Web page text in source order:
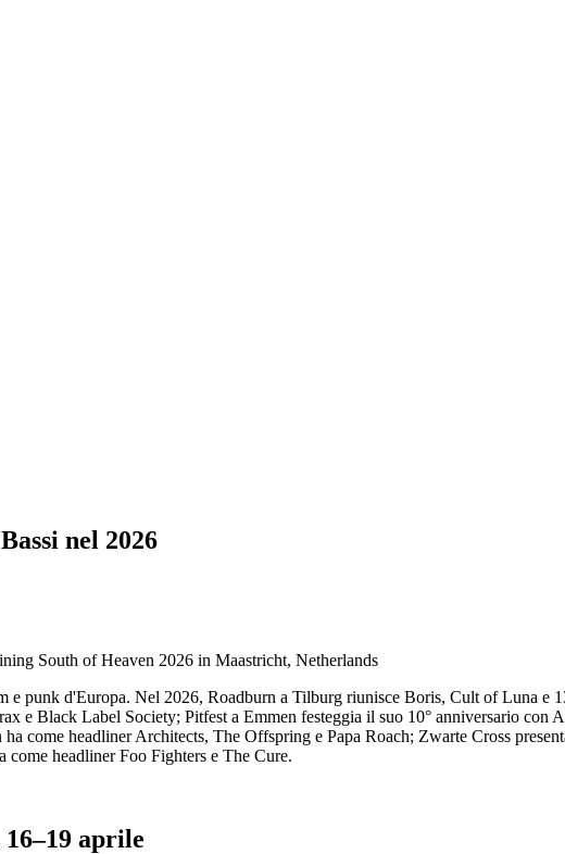
nel 2026
e punk d'Europa. Nel 2026, Roadburn a Tilburg riunisce Boris, Cult of Luna e
e Black Label Society; Pitfest a Emmen festeggia il suo 10° anniversario
come headliner Architects, The Offspring e Papa Roach; Zwarte Cross
headliner Foo Fighters e The Cure.
aprile